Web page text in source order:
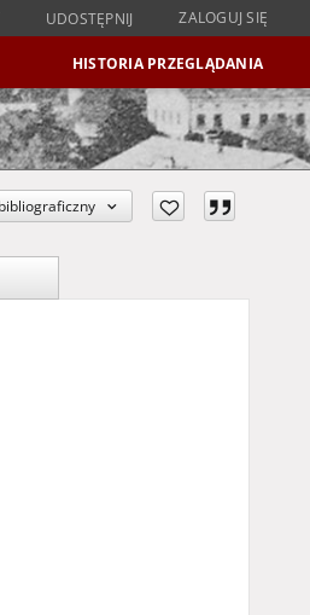
UDOSTĘPNIJ ZALOGUJ SIĘ
HISTORIA PRZEGLĄDANIA